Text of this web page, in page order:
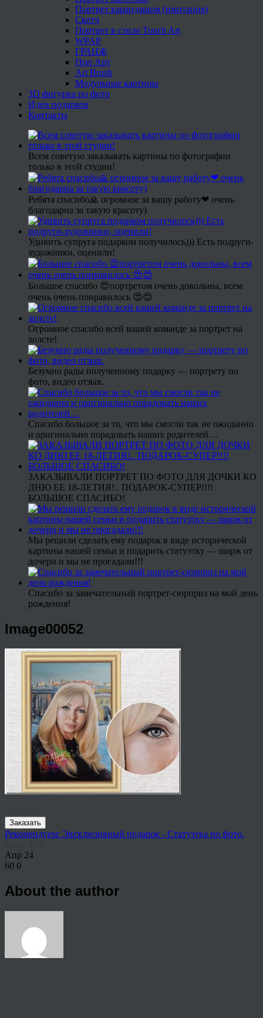
Портрет карандашом (имитация)
Скетч
Портрет в стиле Touch Art
WPAP
ГРАНЖ
Поп Арт
Art Brush
Модульные картины
3D фигурка по фото
Идеи подарков
Контакты
Всем советую заказывать картины по фотографии
только в этой студии!
Ребята спасибо🙏 огромное за вашу работу❤ очень
благодарна за такую красоту)
Удивить супруга подарком получилось))) Есть подруги-
художники, оценили!
Большое спасибо 😍портретом очень довольны, всем
очень очень понравилось 😍😍
Огромное спасибо всей вашей команде за портрет на
холсте!
Безумно рады полученному подарку — портрету по
фото, видео отзыв.
Спасибо большое за то, что мы смогли так не ожиданно
и оригинально порадовать наших родителей…
ЗАКАЗЫВАЛИ ПОРТРЕТ ПО ФОТО ДЛЯ ДОЧКИ КО
ДНЮ ЕЕ 18-ЛЕТИЯ!.. ПОДАРОК-СУПЕР!!!!
БОЛЬШОЕ СПАСИБО!
Мы решили сделать ему подарок в виде исторической
картины нашей семьи и подарить статуэтку — шарж от
дочери и мы не прогадали!!!
Спасибо за замечательный портрет-сюрприз на мой день
рождения!
Image00052
Заказать
Рекомендуем: Эксклюзивный подарок - Статуэтка по фото.
Апр 24
60 0
About the author